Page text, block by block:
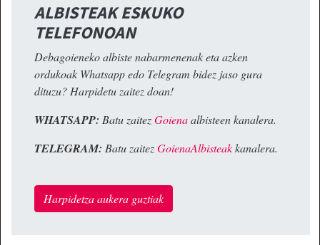
ALBISTEAK ESKUKO
TELEFONOAN
Debagoieneko albiste nabarmenenak eta azken
ordukoak Whatsapp edo Telegram bidez jaso gura
dituzu? Harpidetu zaitez doan!
WHATSAPP: Batu zaitezGoienaalbisteen kanalera.
TELEGRAM: Batu zaitezGoienaAlbisteakkanalera.
Harpidetza aukera guztiak